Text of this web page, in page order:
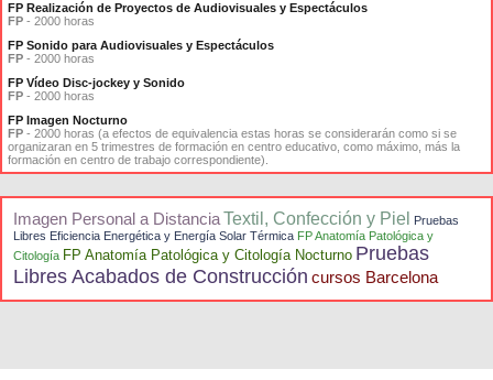
FP Realización de Proyectos de Audiovisuales y Espectáculos
FP - 2000 horas
FP Sonido para Audiovisuales y Espectáculos
FP - 2000 horas
FP Vídeo Disc-jockey y Sonido
FP - 2000 horas
FP Imagen Nocturno
FP - 2000 horas (a efectos de equivalencia estas horas se considerarán como si se
organizaran en 5 trimestres de formación en centro educativo, como máximo, más la
formación en centro de trabajo correspondiente).
Imagen Personal a DistanciaTextil, Confección y Piel
Pruebas
Libres Eficiencia Energética y Energía Solar Térmica FP Anatomía Patológica y
Citología FP Anatomía Patológica y Citología Nocturno Pruebas
Libres Acabados de Construcción cursos Barcelona